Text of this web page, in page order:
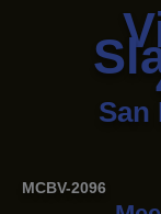
San
MCBV-2096